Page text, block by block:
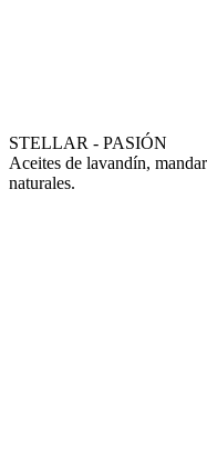
STELLAR - PASIÓN
Aceites de lavandín,
naturales.